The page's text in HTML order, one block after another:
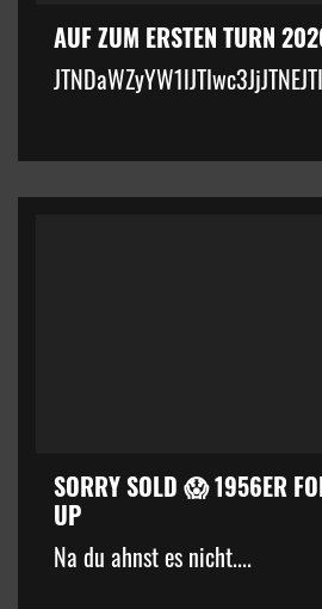
AUF ZUM ERSTEN TURN
SORRY SOLD 😱 1956ER
UP
Na du ahnst es nicht....